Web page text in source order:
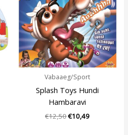
Vabaaeg/Sport
Splash Toys Hundi
Hambaravi
€12,50€10,49